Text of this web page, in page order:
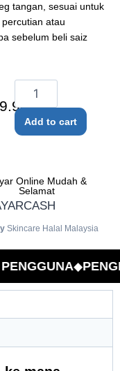
tangan, sesuai untuk
atau
sebelum beli saiz
Add to cart
Online Mudah &
Selamat
Skincare Halal Malaysia
◆